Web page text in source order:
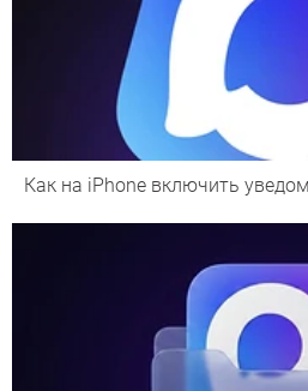
Как на iPhone включить